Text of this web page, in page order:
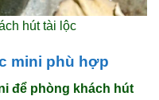
hút tài lộc
mini phù hợp
để phòng khách hút